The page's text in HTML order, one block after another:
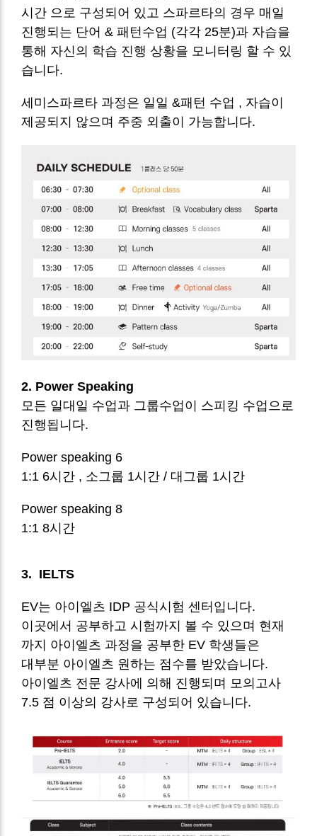
시간 으로 구성되어 있고 스파르타의 경우 매일
진행되는 단어 & 패턴수업 (각각 25분)과 자습을
통해 자신의 학습 진행 상황을 모니터링 할 수 있
습니다.
세미스파르타 과정은 일일 &패턴 수업 , 자습이
제공되지 않으며 주중 외출이 가능합니다.
2. Power Speaking
모든 일대일 수업과 그룹수업이 스피킹 수업으로
진행됩니다.
Power speaking 6
1:1 6시간 , 소그룹 1시간 / 대그룹 1시간
Power speaking 8
1:1 8시간
3. IELTS
EV는 아이엘츠 IDP 공식시험 센터입니다.
이곳에서 공부하고 시험까지 볼 수 있으며 현재
까지 아이엘츠 과정을 공부한 EV 학생들은
대부분 아이엘츠 원하는 점수를 받았습니다.
아이엘츠 전문 강사에 의해 진행되며 모의고사
7.5 점 이상의 강사로 구성되어 있습니다.